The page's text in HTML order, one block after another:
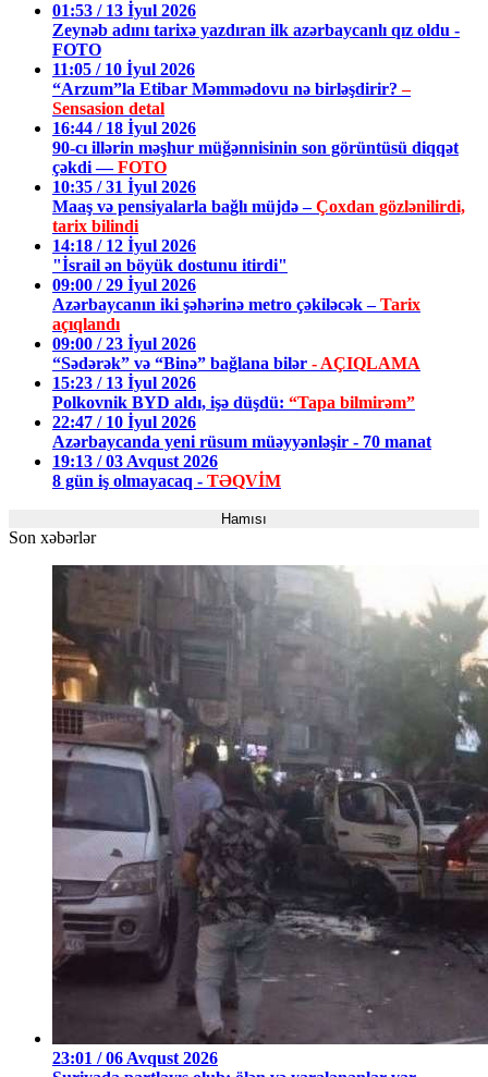
01:53 / 13 İyul 2026
Zeynəb adını tarixə yazdıran ilk azərbaycanlı qız oldu -
FOTO
11:05 / 10 İyul 2026
“Arzum”la Etibar Məmmədovu nə birləşdirir?–
Sensasion detal
16:44 / 18 İyul 2026
90-cı illərin məşhur müğənnisinin son görüntüsü diqqət
çəkdi —FOTO
10:35 / 31 İyul 2026
Maaş və pensiyalarla bağlı müjdə –Çoxdan gözlənilirdi,
tarix bilindi
14:18 / 12 İyul 2026
"İsrail ən böyük dostunu itirdi"
09:00 / 29 İyul 2026
Azərbaycanın iki şəhərinə metro çəkiləcək –Tarix
açıqlandı
09:00 / 23 İyul 2026
“Sədərək” və “Binə” bağlana bilər - AÇIQLAMA
15:23 / 13 İyul 2026
Polkovnik BYD aldı, işə düşdü: “Tapa bilmirəm”
22:47 / 10 İyul 2026
Azərbaycanda yeni rüsum müəyyənləşir - 70 manat
19:13 / 03 Avqust 2026
8 gün iş olmayacaq - TƏQVİM
Hamısı
Son xəbərlər
23:01 / 06 Avqust 2026